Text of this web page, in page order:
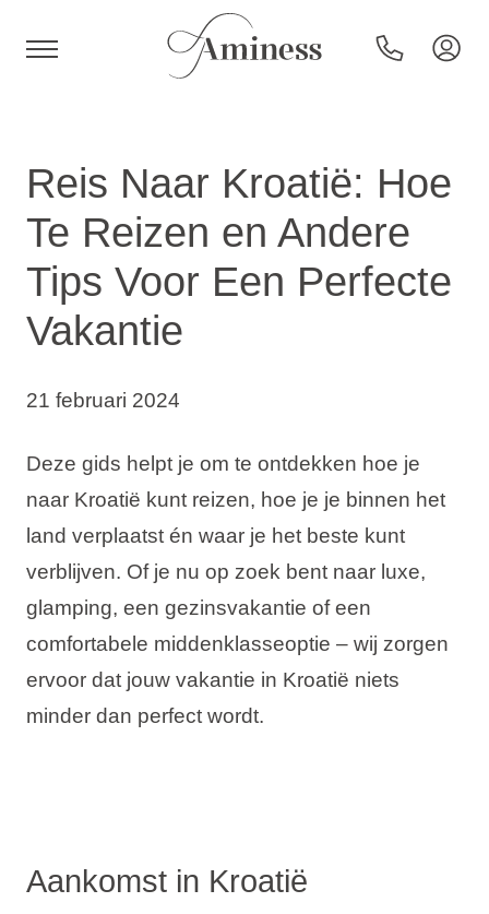
Hotels en resorts
Campings
Speciale aanbiedingen
Bestemmingen
Vakantietypes
Merken
Ami Loyalty programma
Reis Naar Kroatië: Hoe
Te Reizen en Andere
Tips Voor Een Perfecte
Vakantie
21 februari 2024
Deze gids helpt je om te ontdekken hoe je
naar Kroatië kunt reizen, hoe je je binnen het
land verplaatst én waar je het beste kunt
verblijven. Of je nu op zoek bent naar luxe,
glamping, een gezinsvakantie of een
comfortabele middenklasseoptie – wij zorgen
ervoor dat jouw vakantie in Kroatië niets
minder dan perfect wordt.
Aankomst in Kroatië